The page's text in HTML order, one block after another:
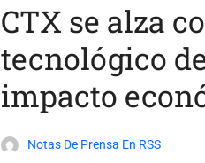
CTX se alza
tecnológico
impacto
Notas De Prensa En RSS